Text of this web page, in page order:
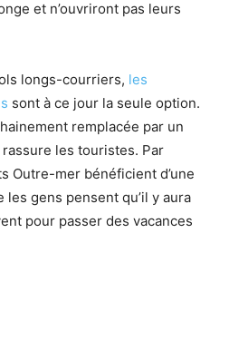
et n’ouvriront pas leurs
longs-courriers, les
sont à ce jour la seule option.
remplacée par un
les touristes. Par
Outre-mer bénéficient d’une
gens pensent qu’il y aura
pour passer des vacances